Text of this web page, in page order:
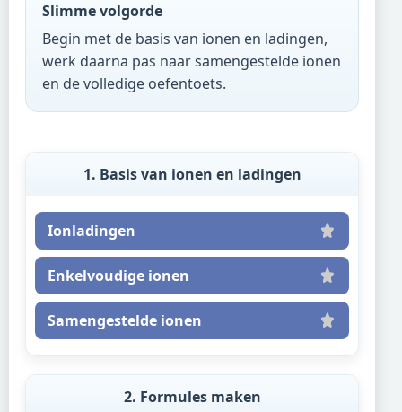
Slimme volgorde
Begin met de basis van ionen en ladingen,
werk daarna pas naar samengestelde ionen
en de volledige oefentoets.
1. Basis van ionen en ladingen
Ionladingen
Enkelvoudige ionen
Samengestelde ionen
2. Formules maken